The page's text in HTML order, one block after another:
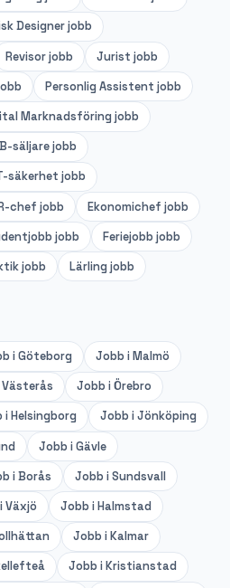
Designerjobb
Revisorjobb Jurist jobb
Personlig Assistent jobb
Marknadsföring jobb
säljarejobb
säkerhet jobb
chef jobb Ekonomichef jobb
jobb Feriejobb jobb
jobb Lärling jobb
iGöteborg Jobb iMalmö
Västerås Jobb iÖrebro
iHelsingborg Jobb iJönköping
Jobb iGävle
iBorås Jobb iSundsvall
Växjö Jobb iHalmstad
Jobb iKalmar
Jobb iKristianstad